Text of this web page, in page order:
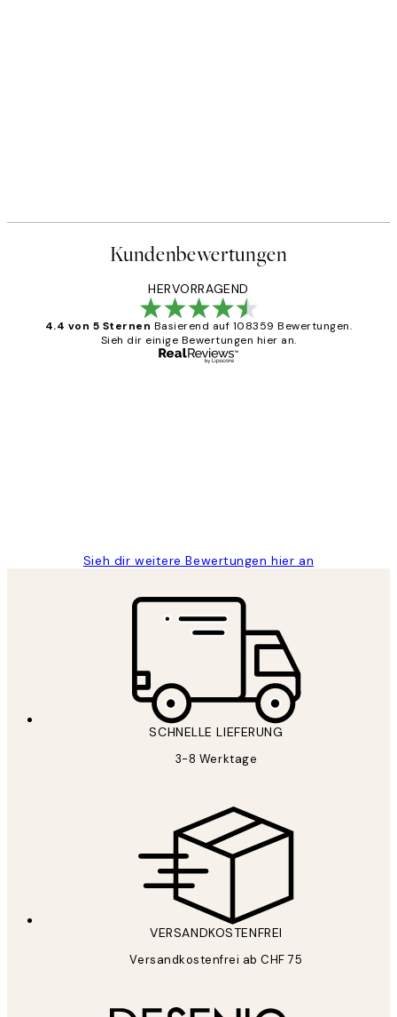
Kundenbewertungen
HERVORRAGEND
4.4 von 5 Sternen Basierend auf 108359 Bewertungen.
Sieh dir einige Bewertungen hier an.
Sieh dir weitere Bewertungen hier an
SCHNELLE LIEFERUNG
3-8 Werktage
VERSANDKOSTENFREI
Versandkostenfrei ab CHF 75